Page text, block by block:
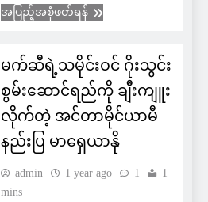
အပြည့်အစုံဖတ်ရန်
မက်ဆီရဲ့သမိုင်းဝင် ဂိုးသွင်း
စွမ်းဆောင်ရည်ကို ချီးကျူး
လိုက်တဲ့ အင်တာမိုင်ယာမီ
နည်းပြ မာရှေယာနို
admin 1 year ago 1
1
mins